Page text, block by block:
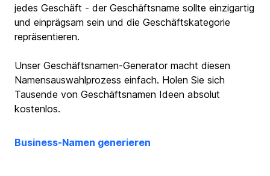
jedes Geschäft - der Geschäftsname sollte einzigartig
und einprägsam sein und die Geschäftskategorie
repräsentieren.
Unser Geschäftsnamen-Generator macht diesen
Namensauswahlprozess einfach. Holen Sie sich
Tausende von Geschäftsnamen Ideen absolut
kostenlos.
Business-Namen generieren